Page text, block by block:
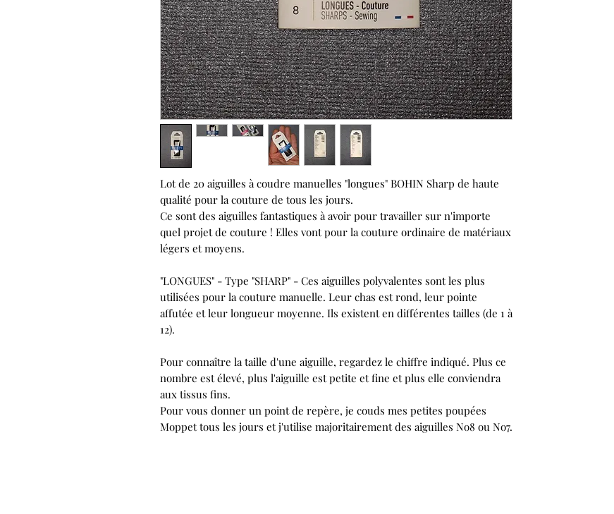
Lot de 20 aiguilles à coudre manuelles "longues" BOHIN Sharp de haute
qualité pour la couture de tous les jours.
Ce sont des aiguilles fantastiques à avoir pour travailler sur n'importe
quel projet de couture ! Elles vont pour la couture ordinaire de matériaux
légers et moyens.
"LONGUES" - Type "SHARP" - Ces aiguilles polyvalentes sont les plus
utilisées pour la couture manuelle. Leur chas est rond, leur pointe
affutée et leur longueur moyenne. Ils existent en différentes tailles (de 1 à
12).
Pour connaître la taille d'une aiguille, regardez le chiffre indiqué. Plus ce
nombre est élevé, plus l'aiguille est petite et fine et plus elle conviendra
aux tissus fins.
Pour vous donner un point de repère, je couds mes petites poupées
Moppet tous les jours et j'utilise majoritairement des aiguilles No8 ou No7.